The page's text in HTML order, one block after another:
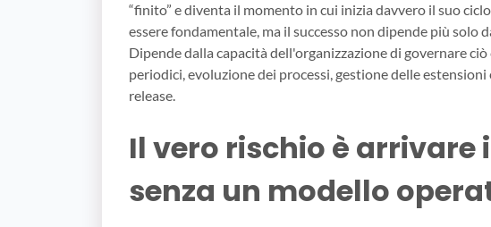
“finito” e diventa il momento in cui inizia davvero il suo
essere fondamentale, ma il successo non dipende più solo
Dipende dalla capacità dell'organizzazione di governare
periodici, evoluzione dei processi, gestione delle
release.
Il vero rischio è arrivare
senza un modello